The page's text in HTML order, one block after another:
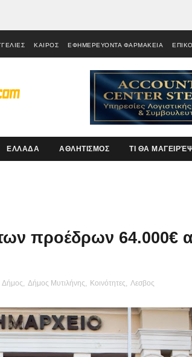
ΚΑΙΡΟΣ ΕΦΗΜΕΡΕΥΟΝΤΑ ΦΑΡΜΑΚΕΙΑ
ΕΛΛΑΔΑ ΑΘΛΗΤΙΣΜΟΣ ΤΙ ΘΑ
προέδρων 64.000€
Δήμος, Δήμος Μυτιλήνης, Κοινότητες, Λεσβος